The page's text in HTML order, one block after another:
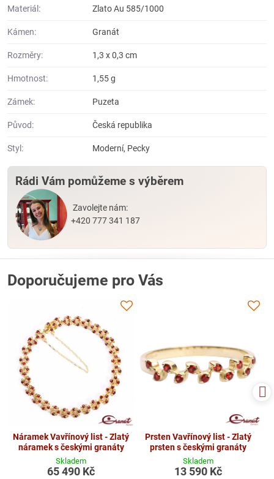
Materiál: Zlato Au 585/1000
Kámen: Granát
Rozměry: 1,3 x 0,3 cm
Hmotnost: 1,55 g
Zámek: Puzeta
Původ: Česká republika
Styl: Moderní, Pecky
Rádi Vám pomůžeme s výběrem
Zavolejte nám:
+420 777 341 187
Doporučujeme pro Vás
Náramek Vavřínový list - Zlatý
náramek s českými granáty
Skladem
65 490 Kč
Prsten Vavřínový list - Zlatý
prsten s českými granáty
Skladem
13 590 Kč